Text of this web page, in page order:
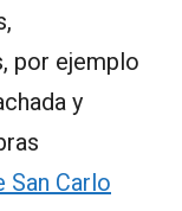
por ejemplo
y
San Carlo